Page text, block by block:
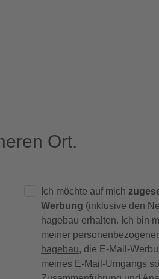
Ort.
Ich möchte auf mich
Werbung (inklusive den
hagebau erhalten. Ich bin
meiner
hagebau, die E-Mail-
meines E-Mail-Umgangs